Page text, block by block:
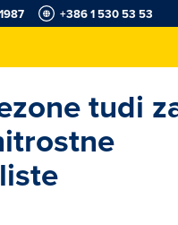
1987 +386 1 530 53 53
tudi